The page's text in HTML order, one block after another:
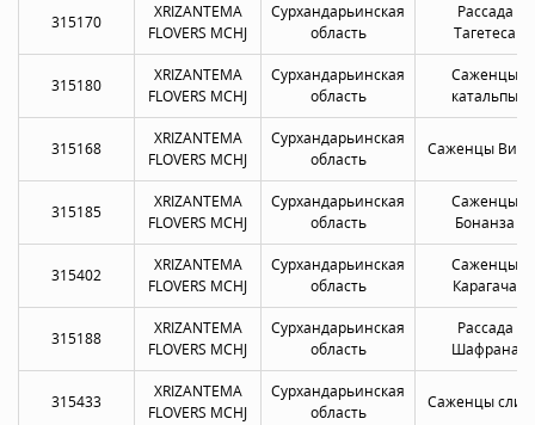
315170
XRIZANTEMA
FLOVERS MCHJ
Сурхандарьинская
область
Рассада
Тагетеса
315180
XRIZANTEMA
FLOVERS MCHJ
Сурхандарьинская
область
Саженцы
катальпы
315168
XRIZANTEMA
FLOVERS MCHJ
Сурхандарьинская
область
Саженцы
315185
XRIZANTEMA
FLOVERS MCHJ
Сурхандарьинская
область
Саженцы
Бонанза
315402
XRIZANTEMA
FLOVERS MCHJ
Сурхандарьинская
область
Саженцы
Карагача
315188
XRIZANTEMA
FLOVERS MCHJ
Сурхандарьинская
область
Рассада
Шафрана
315433
XRIZANTEMA
FLOVERS MCHJ
Сурхандарьинская
область
Саженцы